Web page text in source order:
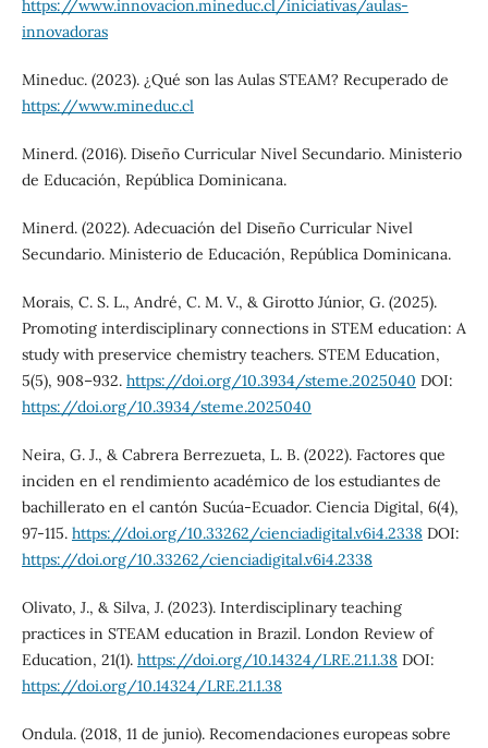
https://www.innovacion.mineduc.cl/iniciativas/aulas-
innovadoras
Mineduc. (2023). ¿Qué son las Aulas STEAM? Recuperado de
https://www.mineduc.cl
Minerd. (2016). Diseño Curricular Nivel Secundario. Ministerio
de Educación, República Dominicana.
Minerd. (2022). Adecuación del Diseño Curricular Nivel
Secundario. Ministerio de Educación, República Dominicana.
Morais, C. S. L., André, C. M. V., & Girotto Júnior, G. (2025).
Promoting interdisciplinary connections in STEM education: A
study with preservice chemistry teachers. STEM Education,
5(5), 908–932. https://doi.org/10.3934/steme.2025040 DOI:
https://doi.org/10.3934/steme.2025040
Neira, G. J., & Cabrera Berrezueta, L. B. (2022). Factores que
inciden en el rendimiento académico de los estudiantes de
bachillerato en el cantón Sucúa-Ecuador. Ciencia Digital, 6(4),
97-115. https://doi.org/10.33262/cienciadigital.v6i4.2338DOI:
https://doi.org/10.33262/cienciadigital.v6i4.2338
Olivato, J., & Silva, J. (2023). Interdisciplinary teaching
practices in STEAM education in Brazil. London Review of
Education, 21(1). https://doi.org/10.14324/LRE.21.1.38DOI:
https://doi.org/10.14324/LRE.21.1.38
Ondula. (2018, 11 de junio). Recomendaciones europeas sobre